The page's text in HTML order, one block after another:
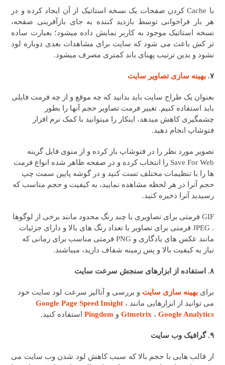
با Cache کردن صفحات یک نسخه استاتیک از آن ایجاد کرده و در
هر بار فراخوانی توسط بازدید کننده به جای بازآفرینی صفحه،
نسخه استاتیک موجود به کاربر نمایش داده میشود؛‌ بعبارت ساده
تر کش باعث می شود که سایت برای مشاهدات بعدی دوباره لود
نشود و بدین ترتیب پهنای باند کمتری مصرف میشود.
۷. بهینه سازی تصاویر سایت
بعنوان یک طراح سایت باید بدانید که چه موقع و از چه فرمت فایلی
باید استفاده کنیم. تغییر فرمت تصاویر حجم آنها را بطور
چشمگیری کاهش میدهد، اینکار را میتوانید با کمک نرم افزار
فتوشاپ انجام دهید.
تصویر مورد نظر را در فتوشاپ باز کرده و از منوی فایل گزینه
Save For Web را انتخاب کرده و در صفحه ظاهر شده انواع فرمت
ها را با تنظیمات مختلف تست کنید و در گوشه پایین سمت چپ
حجم آنرا در هر لحظه مشاهده نمایید، به کیفیت و حجم مناسب که
رسیدید آنرا ذخیره کنید.
GIF فرمتی برای تصاویری با چند رنگ محدود مانند برخی از لوگوها
. JPEG فرمتی برای تصاویر با تعداد رنگ های بالا و دارای جزئیات
مانند عکس های یادگاری و PNG فرمتی مناسب برای زمانی که
نیاز به کیفیت بالا و پس زمینه شفاف دارید، میباشند.
۸. استفاده از ابزارهای سنجش سرعت سایت
برایبهینه سازی سایت و بررسی و آنالیز سرعت لود سایت خود
می توانید از ابزارهایی مانند
Google Page Speed Insight،
Gtmetrix ، Google Analytics و Pingdom استفاده کنید.
۹. گرافیک وب سایت
از قالب هایی با حجم بالا که سبب کاهش لود شدن وب سایت می